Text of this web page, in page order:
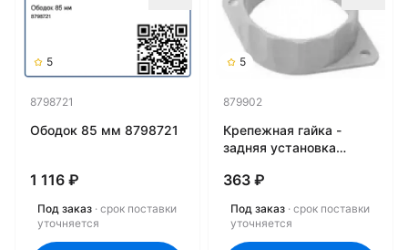
5
8798721
Ободок 85 мм 8798721
1 116 ₽
Под заказ · срок поставки
уточняется
5
879902
Крепежная гайка -
задняя установка
363 ₽
Под заказ · срок поставки
уточняется